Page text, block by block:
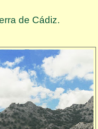
de Cádiz.